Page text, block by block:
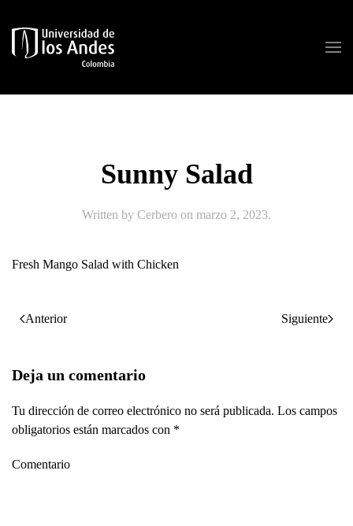
Skip to main content
Sunny Salad
Written by Cerbero on marzo 2, 2023.
Fresh Mango Salad with Chicken
Anterior Siguiente
Deja un comentario
Tu dirección de correo electrónico no será publicada. Los campos
obligatorios están marcados con *
Comentario